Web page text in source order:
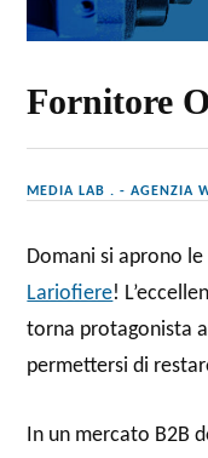
Fornitore
MEDIA LAB . - AGENZIA
Domani si aprono
Lariofiere!
torna protagonista
permettersi di
In un mercato B2B